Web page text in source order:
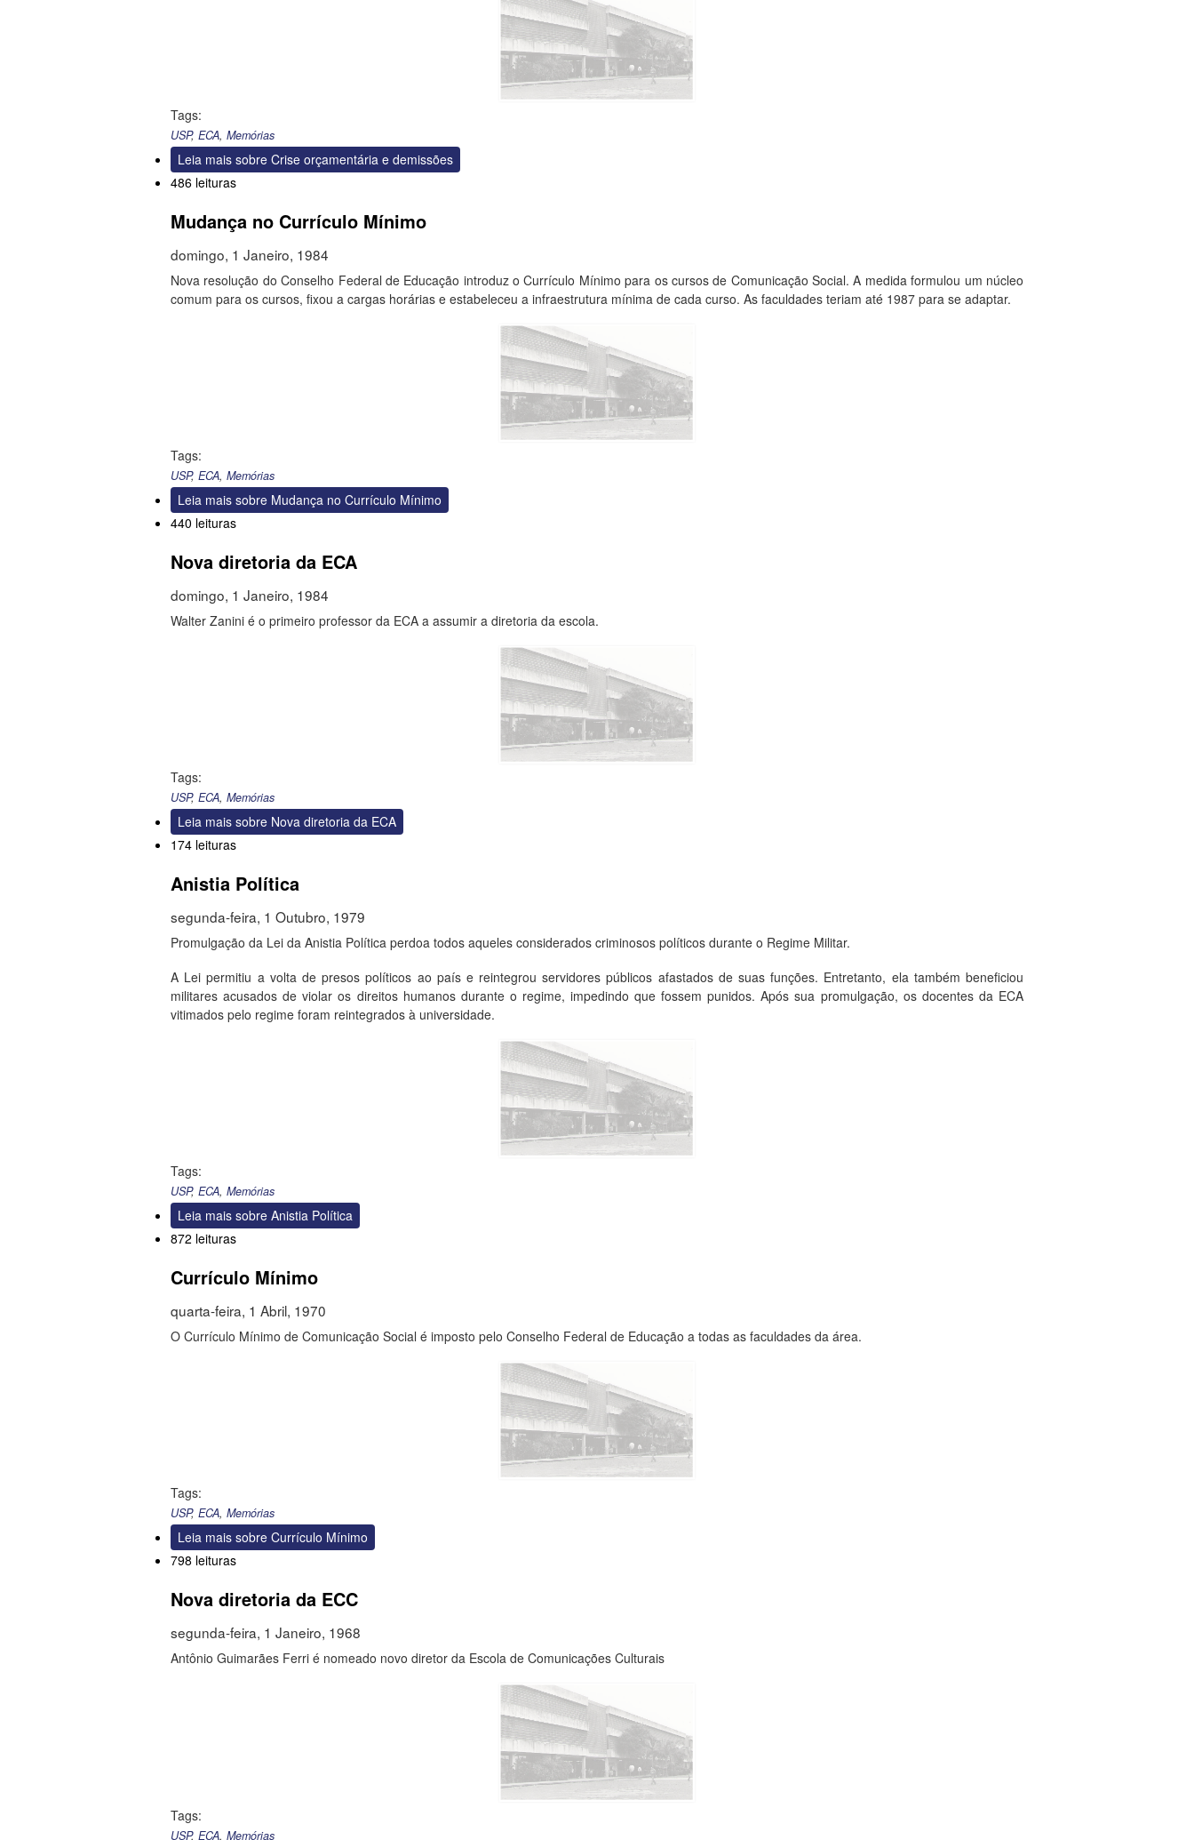
Tags:
USP, ECA, Memórias
Leia mais sobre Crise orçamentária e demissões
486 leituras
Mudança no Currículo Mínimo
domingo, 1 Janeiro, 1984
Nova resolução do Conselho Federal de Educação introduz o Currículo Mínimo para os cursos de Comunicação Social. A medida formulou um núcleo
comum para os cursos, fixou a cargas horárias e estabeleceu a infraestrutura mínima de cada curso. As faculdades teriam até 1987 para se adaptar.
Tags:
USP, ECA, Memórias
Leia mais sobre Mudança no Currículo Mínimo
440 leituras
Nova diretoria da ECA
domingo, 1 Janeiro, 1984
Walter Zanini é o primeiro professor da ECA a assumir a diretoria da escola.
Tags:
USP, ECA, Memórias
Leia mais sobre Nova diretoria da ECA
174 leituras
Anistia Política
segunda-feira, 1 Outubro, 1979
Promulgação da Lei da Anistia Política perdoa todos aqueles considerados criminosos políticos durante o Regime Militar.
A Lei permitiu a volta de presos políticos ao país e reintegrou servidores públicos afastados de suas funções. Entretanto, ela também beneficiou
militares acusados de violar os direitos humanos durante o regime, impedindo que fossem punidos. Após sua promulgação, os docentes da ECA
vitimados pelo regime foram reintegrados à universidade.
Tags:
USP, ECA, Memórias
Leia mais sobre Anistia Política
872 leituras
Currículo Mínimo
quarta-feira, 1 Abril, 1970
O Currículo Mínimo de Comunicação Social é imposto pelo Conselho Federal de Educação a todas as faculdades da área.
Tags:
USP, ECA, Memórias
Leia mais sobre Currículo Mínimo
798 leituras
Nova diretoria da ECC
segunda-feira, 1 Janeiro, 1968
Antônio Guimarães Ferri é nomeado novo diretor da Escola de Comunicações Culturais
Tags:
USP, ECA, Memórias